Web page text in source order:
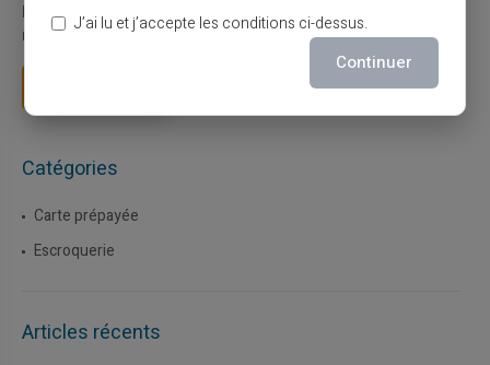
Le paiement mobile s'est imposé dans les habitudes quotidiennes,
mais il appelle des réflexes pour é...
Catégories
Carte prépayée
Escroquerie
Articles récents
J’ai lu et j’accepte les conditions ci-dessus.
Continuer